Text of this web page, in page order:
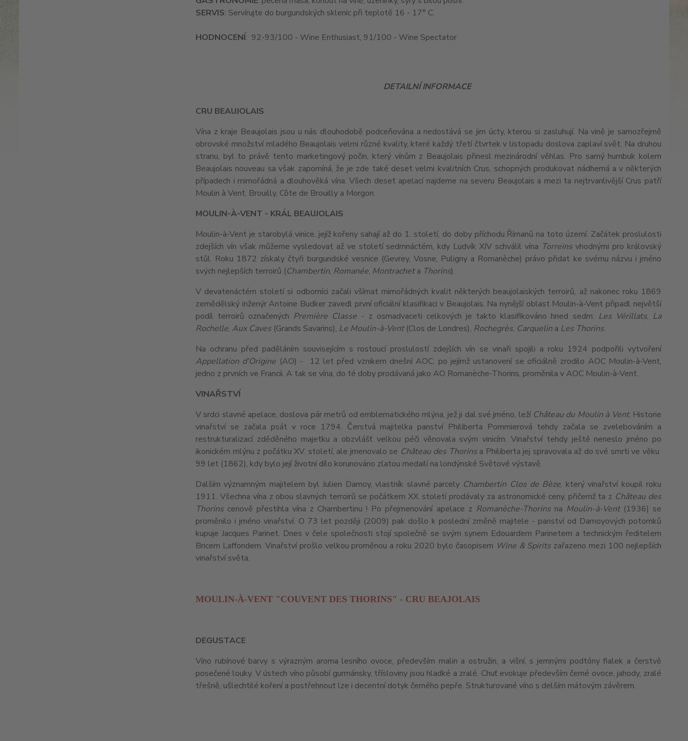
SERVIS: Servírujte do burgundských sklenic při teplotě 16 - 17° C.
HODNOCENÍ: 92-93/100 - Wine Enthusiast, 91/100 - Wine Spectator
DETAILNÍ INFORMACE
CRU BEAUJOLAIS
Vína z kraje Beaujolais jsou u nás dlouhodobě podceňována a nedostává se jim úcty, kterou si zasluhují. Na vině je samozřejmě
obrovské množství mladého Beaujolais velmi různé kvality, které každý třetí čtvrtek v listopadu doslova zaplaví svět. Na druhou
stranu, byl to právě tento marketingový počin, který vínům z Beaujolais přinesl mezinárodní věhlas. Pro samý humbuk kolem
Beaujolais nouveau sa však zapomíná, že je zde také deset velmi kvalitních Crus, schopných produkovat nádherná a v některých
případech i mimořádná a dlouhověká vína. Všech deset apelací najdeme na severu Beaujolais a mezi ta nejtrvanlivější Crus patří
Moulin à Vent, Brouilly, Côte de Brouilly a Morgon.
MOULIN-À-VENT - KRÁL BEAUJOLAIS
Moulin-à-Vent je starobylá vinice, jejíž kořeny sahají až do 1. století, do doby příchodu Římanů na toto území. Začátek proslulosti
zdejších vín však můžeme vysledovat až ve století sedmnáctém, kdy Ludvík XIV schválil vína Torreins vhodnými pro královský
stůl. Roku 1872 získaly čtyři burgundské vesnice (Gevrey, Vosne, Puligny a Romanèche) právo přidat ke svému názvu i jméno
svých nejlepších terroirů (Chambertin, Romanée, Montracheta Thorins).
V devatenáctém století si odborníci začali všímat mimořádných kvalit některých beaujolaiských terroirů, až nakonec roku 1869
zemědělský inženýr Antoine Budker zavedl první oficiální klasifikaci v Beaujolais. Na nynější oblast Moulin-à-Vent připadl největší
podíl terroirů označených Première Classe - z osmadvaceti celkových je takto klasifikováno hned sedm: Les Vérillats, La
Rochelle, Aux Caves(Grands Savarins), Le Moulin-à-Vent(Clos de Londres), Rochegrès, Carquelina Les Thorins.
Na ochranu před paděláním souvisejícím s rostoucí proslulostí zdejších vín se vinaři spojili a roku 1924 podpořili vytvoření
Appellation d'Origine (AO) - 12 let před vznikem dnešní AOC, po jejímž ustanovení se oficiálně zrodilo AOC Moulin-à-Vent,
jedno z prvních ve Francii. A tak se vína, do té doby prodávaná jako AO Romanèche-Thorins, proměnila v AOC Moulin-à-Vent.
VINAŘSTVÍ
V srdci slavné apelace, doslova pár metrů od emblematického mlýna, jež ji dal své jméno, leží Château du Moulin à Vent. Historie
vinařství se začala psát v roce 1794. Čerstvá majitelka panství Philiberta Pommierová tehdy začala se zvelebováním a
restrukturalizací zděděného majetku a obzvlášť velkou péči věnovala svým vinicím. Vinařství tehdy ještě neneslo jméno po
ikonickém mlýnu z počátku XV. století, ale jmenovalo se Château des Thorinsa Philiberta jej spravovala až do své smrti ve věku
99 let (1862), kdy bylo její životní dílo korunováno zlatou medailí na londýnské Světové výstavě.
Dalším významným majitelem byl Julien Damoy, vlastník slavné parcely Chambertin Clos de Bèze, který vinařství koupil roku
1911. Všechna vína z obou slavných terroirů se počátkem XX. století prodávaly za astronomické ceny, přičemž ta z Château des
Thorinscenově přestihla vína z Chambertinu ! Po přejmenování apelace z Romanèche-Thorinsna Moulin-à-Vent(1936) se
proměnilo i jméno vinařství. O 73 let později (2009) pak došlo k poslední změně majitele - panství od Damoyových potomků
kupuje Jacques Parinet. Dnes v čele společnosti stojí společně se svým synem Edouardem Parinetem a technickým ředitelem
Bricem Laffondem. Vinařství prošlo velkou proměnou a roku 2020 bylo časopisem Wine & Spirits zařazeno mezi 100 nejlepších
vinařství světa.
MOULIN-À-VENT "COUVENT DES THORINS" - CRU BEAJOLAIS
DEGUSTACE
Víno rubínové barvy s výrazným aroma lesního ovoce, především malin a ostružin, a višní, s jemnými podtóny fialek a čerstvě
posečené louky. V ústech víno působí gurmánsky, třísloviny jsou hladké a zralé. Chuť evokuje především černé ovoce, jahody, zralé
třešně, ušlechtilé koření a postřehnout lze i decentní dotyk černého pepře. Strukturované víno s delším mátovým závěrem.